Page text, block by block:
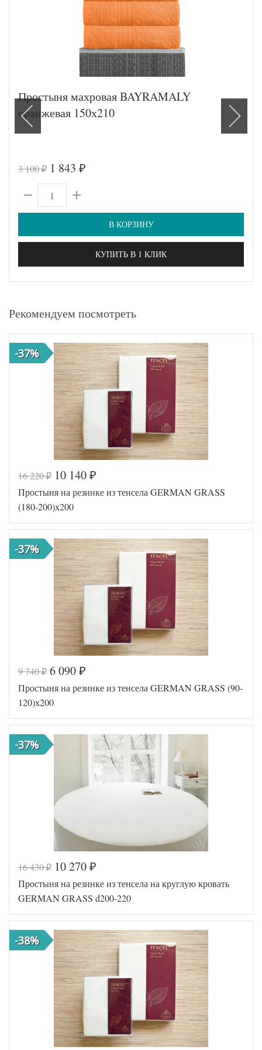
Простыня махровая BAYRAMALY
оранжевая 150х210
3 100₽ 1 843 ₽
В КОРЗИНУ
КУПИТЬ В 1 КЛИК
Рекомендуем посмотреть
-37%
Код товара
517-062
Артикул
GG-7180
Ткань
Размер
простыни
(на
резинке)
Производитель
German
Grass
(Австрия)
16 220₽ 10 140 ₽
Простыня на резинке из тенсела GERMAN GRASS
(180-200)х200
-37%
Код товара
517-061
Артикул
GG-790
Ткань
Трикотаж
Размер
простыни
(на
резинке)
Производитель
German
Grass
(Австрия)
9 740₽ 6 090 ₽
Простыня на резинке из тенсела GERMAN GRASS (90-
120)х200
-37%
16 430₽ 10 270 ₽
Простыня на резинке из тенсела на круглую кровать
GERMAN GRASS d200-220
-38%